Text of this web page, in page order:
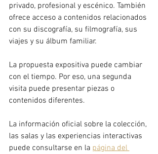
privado, profesional y escénico. También
ofrece acceso a contenidos relacionados
con su discografía, su filmografía, sus
viajes y su álbum familiar.
La propuesta expositiva puede cambiar
con el tiempo. Por eso, una segunda
visita puede presentar piezas o
contenidos diferentes.
La información oficial sobre la colección,
las salas y las experiencias interactivas
puede consultarse en la página del